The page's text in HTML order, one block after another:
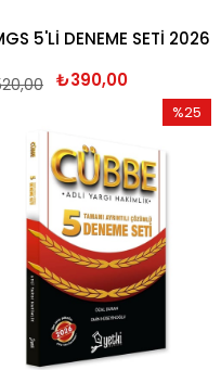
5'Lİ DENEME SETİ 2026
₺390,00
%25